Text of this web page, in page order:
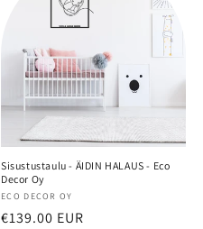
Sisustustaulu - ÄIDIN HALAUS - Eco
Decor Oy
Myyjä:
ECO DECOR OY
Normaalihinta
€139.00 EUR